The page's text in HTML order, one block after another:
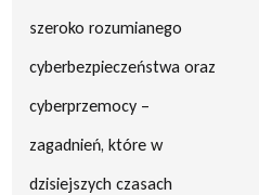
szeroko rozumianego
cyberbezpieczeństwa oraz
cyberprzemocy –
zagadnień, które w
dzisiejszych czasach